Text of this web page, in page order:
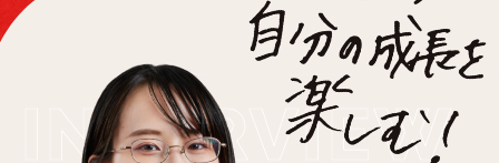
INTERVIEW